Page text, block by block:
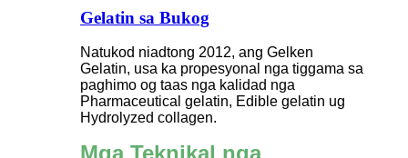
Gelatin sa Bukog
Natukod niadtong 2012, ang Gelken
Gelatin, usa ka propesyonal nga tiggama sa
paghimo og taas nga kalidad nga
Pharmaceutical gelatin, Edible gelatin ug
Hydrolyzed collagen.